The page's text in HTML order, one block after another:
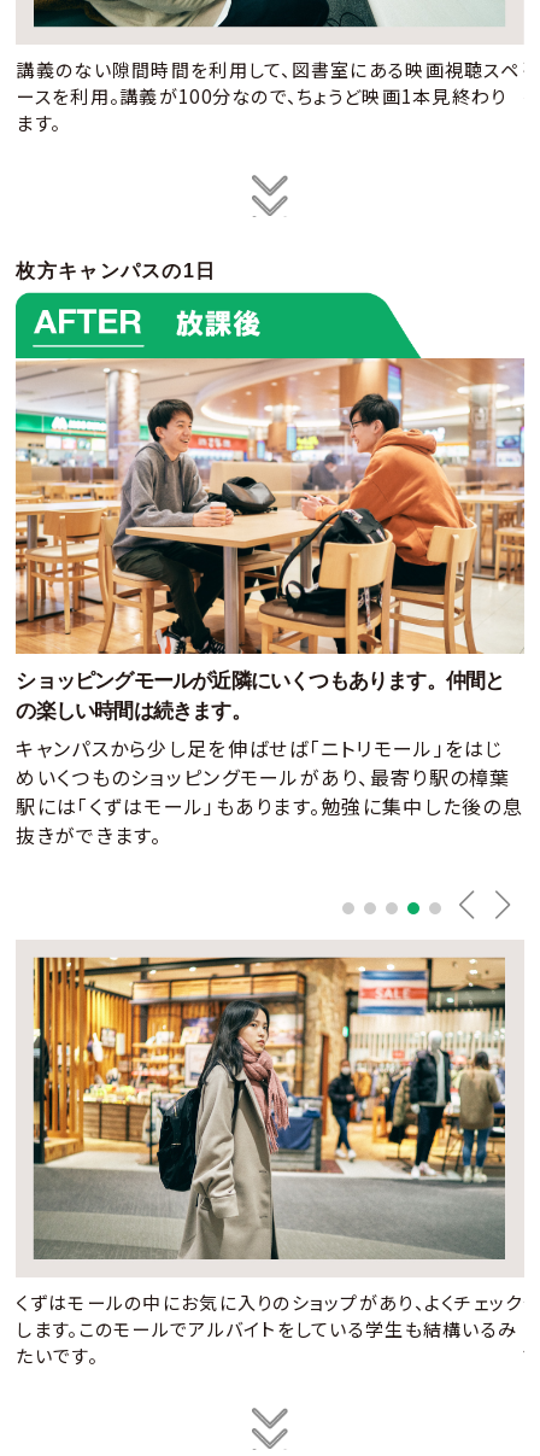
講義のない隙間時間を利用して、図書室にある映画視聴スペ
ースを利用。講義が100分なので、ちょうど映画1本見終わり
ます。
枚方キャンパスの1日
ショッピングモールが近隣にいくつもあります。 仲間と
の楽しい時間は続きます。
キャンパスから少し足を伸ばせば「ニトリモール」をはじ
めいくつものショッピングモールがあり、 最寄り駅の樟葉
駅には「くずはモール」もあります。勉強に集中した後の息
抜きができます。
くずはモールの中にお気に入りのショップがあり、よくチェック
します。このモールでアルバイトをしている学生も結構いるみ
たいです。